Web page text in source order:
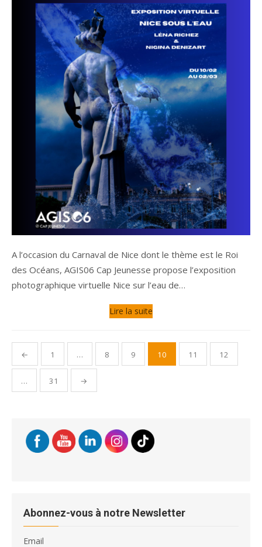
A l’occasion du Carnaval de Nice dont le thème est le Roi
des Océans, AGIS06 Cap Jeunesse propose l’exposition
photographique virtuelle Nice sur l’eau de…
Lire la suite
Pagination
des
publications
← 1 … 8 9 10 11 12
… 31 →
Abonnez-vous à notre Newsletter
Email